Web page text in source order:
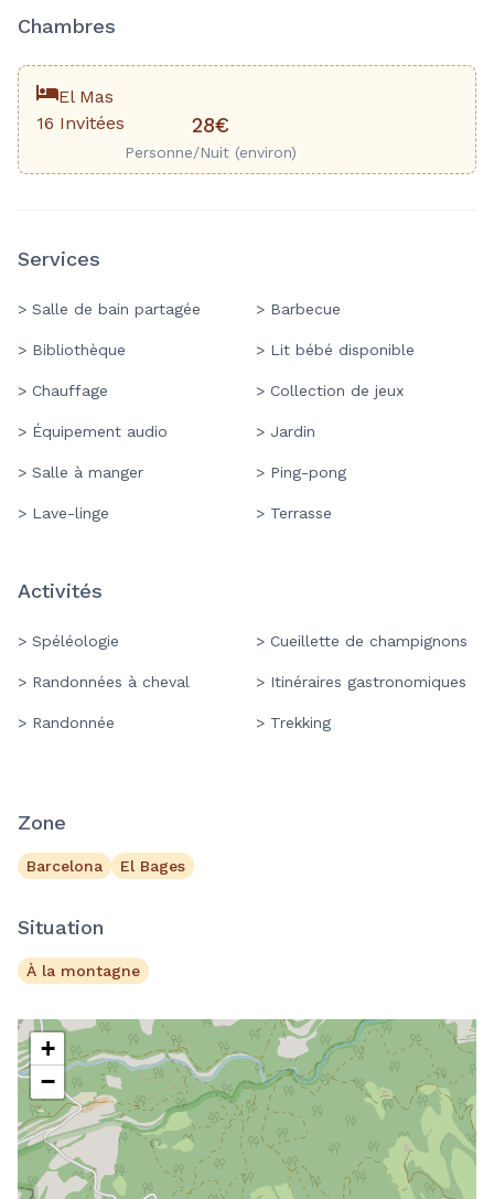
Chambres
El Mas
16 Invitées
28€
Personne/Nuit (environ)
Services
> Salle de bain partagée > Barbecue
> Bibliothèque > Lit bébé disponible
> Chauffage > Collection de jeux
> Équipement audio > Jardin
> Salle à manger > Ping-pong
> Lave-linge > Terrasse
Activités
> Spéléologie > Cueillette de champignons
> Randonnées à cheval > Itinéraires gastronomiques
> Randonnée > Trekking
Zone
Barcelona El Bages
Situation
À la montagne
+
−